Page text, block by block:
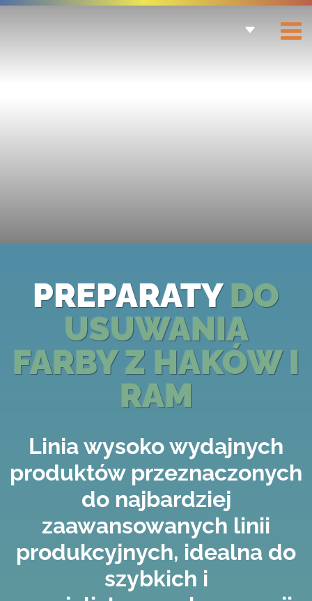
PREPARATYDO
USUWANIA
FARBY Z HAKÓW I
RAM
Linia wysoko wydajnych
produktów przeznaczonych
do najbardziej
zaawansowanych linii
produkcyjnych, idealna do
szybkich i